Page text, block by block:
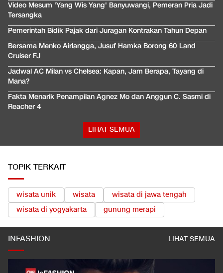
Video Mesum 'Yang Wis Yang' Banyuwangi, Pemeran Pria Jadi
Tersangka
Pemerintah Bidik Pajak dari Juragan Kontrakan Tahun Depan
Bersama Menko Airlangga, Jusuf Hamka Borong 60 Land
Cruiser FJ
Jadwal AC Milan vs Chelsea: Kapan, Jam Berapa, Tayang di
Mana?
Fakta Menarik Penampilan Agnez Mo dan Anggun C. Sasmi di
Reacher 4
LIHAT SEMUA
TOPIK TERKAIT
wisata unik wisata
wisata di jawa tengah
wisata di yogyakarta
gunung merapi
INFASHION LIHAT SEMUA